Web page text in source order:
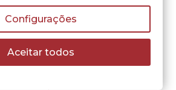
- 30%
Configurações
Aceitar todos